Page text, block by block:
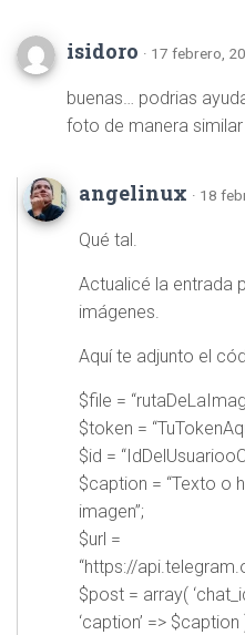
isidoro · 17 febrero,
buenas… podrias
foto de manera
angelinux · 18
Qué tal.
Actualicé la entrada
imágenes.
Aquí te adjunto el
$file =
$token =
$id =
$caption = “Texto o
imagen”;
$url =
“https://
$post = array(
‘caption’ => $caption